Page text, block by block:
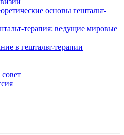
основы гештальт-
терапия: ведущие мировые
в гештальт-терапии